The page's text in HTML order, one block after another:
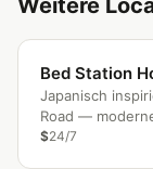
Weitere
Bed Station
Japanisch
Road —
$24/7